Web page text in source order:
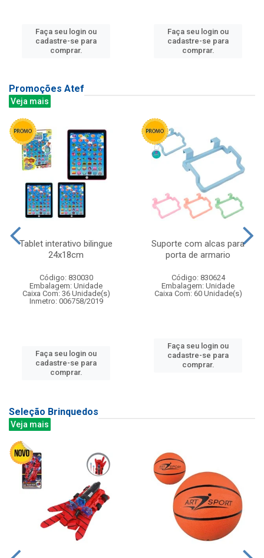
Faça seu login ou
cadastre-se para
comprar.
Faça seu login ou
cadastre-se para
comprar.
Promoções Atef
Veja mais
Tablet interativo bilingue
24x18cm
Código: 830030
Embalagem: Unidade
Caixa Com: 36 Unidade(s)
Inmetro: 006758/2019
Faça seu login ou
cadastre-se para
comprar.
Suporte com alcas para
porta de armario
Código: 830624
Embalagem: Unidade
Caixa Com: 60 Unidade(s)
Faça seu login ou
cadastre-se para
comprar.
Seleção Brinquedos
Veja mais